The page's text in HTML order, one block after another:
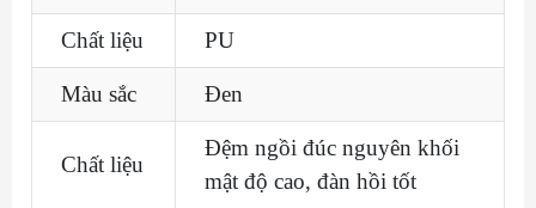
Chất liệu PU
Màu sắc Đen
Chất liệu
Đệm ngồi đúc nguyên khối
mật độ cao, đàn hồi tốt